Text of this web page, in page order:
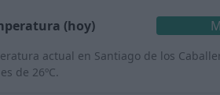
(hoy)
actual en Santiago de los
de 26ºC.